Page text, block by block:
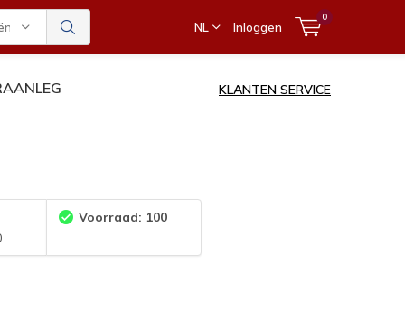
NL Inloggen
0
KLANTEN SERVICE
Voorraad: 100